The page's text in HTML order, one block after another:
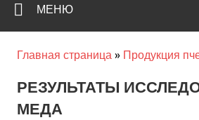
МЕНЮ
Главная страница » Продукция
РЕЗУЛЬТАТЫ
МЕДА